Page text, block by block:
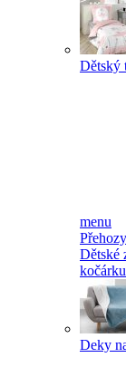
Dětský
menu
Dětské
kočárku
Deky